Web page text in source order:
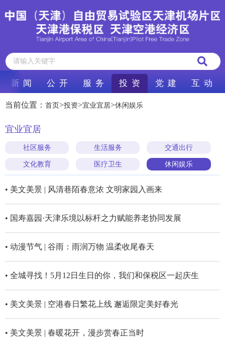
新 闻 公 开 服 务 投 资 党 建 互 动
当前位置： 首页>投资>宜业宜居>休闲娱乐
宜业宜居
社区服务 生活服务 交通出行
文化教育 医疗卫生 休闲娱乐
• 美文美景 | 风清巷陌春意浓 文明家园入画来
• 国寿嘉园·天津乐境以标杆之力赋能养老协同发展
• 动漫节气 | 谷雨：雨润万物 温柔收尾春天
• 全城寻找！5月12日生日的你，我们和保税区一起庆生
• 美文美景 | 空港春日繁花上线 邂逅限定美好春光
• 美文美景 | 春暖花开，漫步赏春正当时